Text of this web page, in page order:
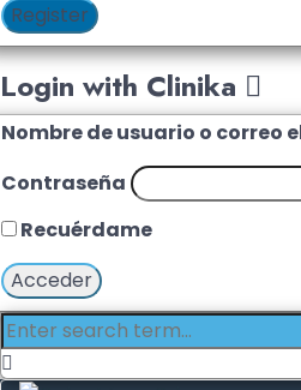
Register
Login with Clinika
Nombre de usuario o correo
Contraseña
Recuérdame